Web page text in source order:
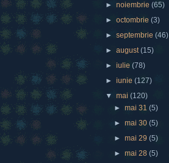
►noiembrie(65)
►octombrie(3)
►septembrie(46)
►august(15)
►iulie(78)
►iunie(127)
▼mai(120)
►mai 31(5)
►mai 30(5)
►mai 29(5)
►mai 28(5)